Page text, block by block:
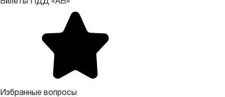
Билеты ПДД «АВ»
Избранные вопросы